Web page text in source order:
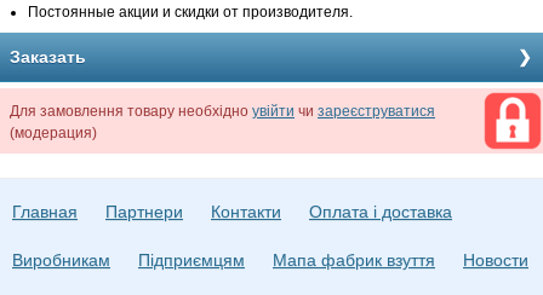
Постоянные акции и скидки от производителя.
Заказать
Для замовлення товару необхідно увійти чи зареєструватися
(модерация)
Главная Партнери Контакти Оплата і доставка
Виробникам Підприємцям Мапа фабрик взуття Новости